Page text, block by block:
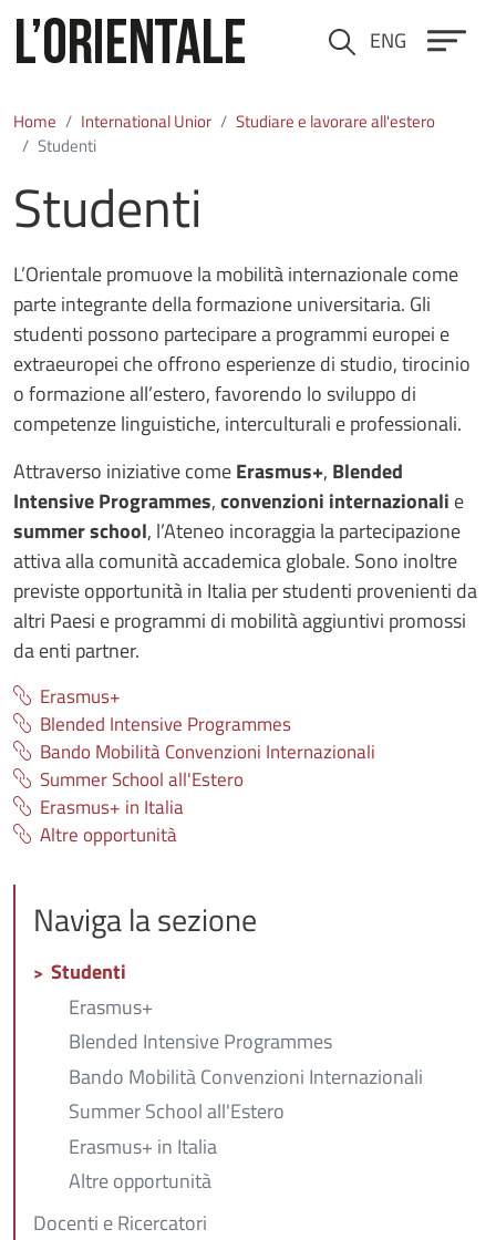
Cerca ENG
Home International Unior
Studiare e lavorare all'estero
Studenti
Studenti
L’Orientale promuove la mobilità internazionale come
parte integrante della formazione universitaria. Gli
studenti possono partecipare a programmi europei e
extraeuropei che offrono esperienze di studio, tirocinio
o formazione all’estero, favorendo lo sviluppo di
competenze linguistiche, interculturali e professionali.
Attraverso iniziative comeErasmus+, Blended
Intensive Programmes,convenzioni internazionali e
summer school, l’Ateneo incoraggia la partecipazione
attiva alla comunità accademica globale. Sono inoltre
previste opportunità in Italia per studenti provenienti da
altri Paesi e programmi di mobilità aggiuntivi promossi
da enti partner.
Erasmus+
Blended Intensive Programmes
Bando Mobilità Convenzioni Internazionali
Summer School all'Estero
Erasmus+ in Italia
Altre opportunità
Naviga la sezione
Studenti
Erasmus+
Blended Intensive Programmes
Bando Mobilità Convenzioni Internazionali
Summer School all'Estero
Erasmus+ in Italia
Altre opportunità
Docenti e Ricercatori